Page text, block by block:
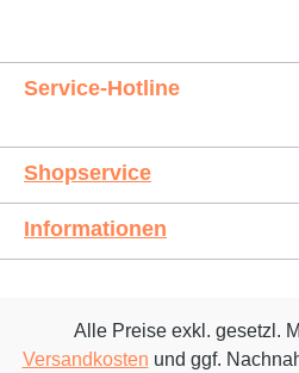
Service-Hotline
Shopservice
Informationen
Alle Preise exkl. gesetzl.
Versandkosten und ggf.